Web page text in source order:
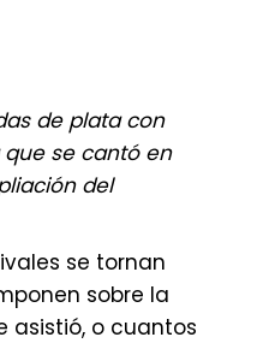
de plata con
se cantó en
del
se tornan
sobre la
asistió, o cuantos